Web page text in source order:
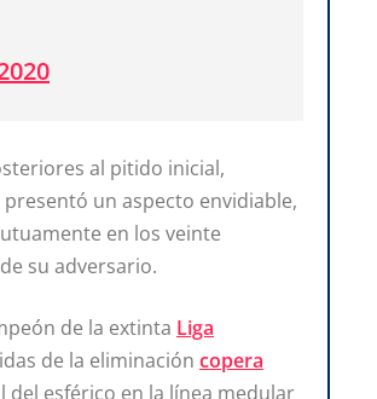
al pitido inicial,
un aspecto envidiable,
en los veinte
su adversario.
de la extinta Liga
de la eliminación copera
del esférico en la línea medular